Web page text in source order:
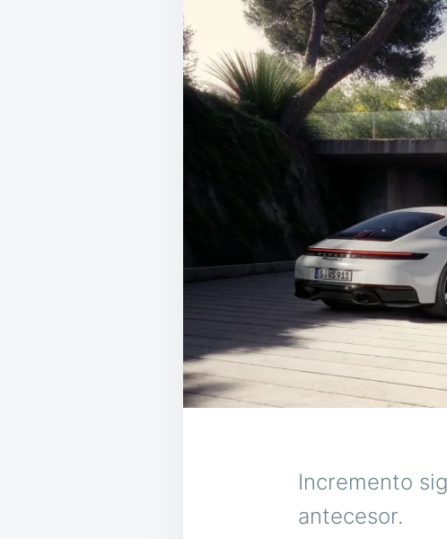
Incremento
antecesor.